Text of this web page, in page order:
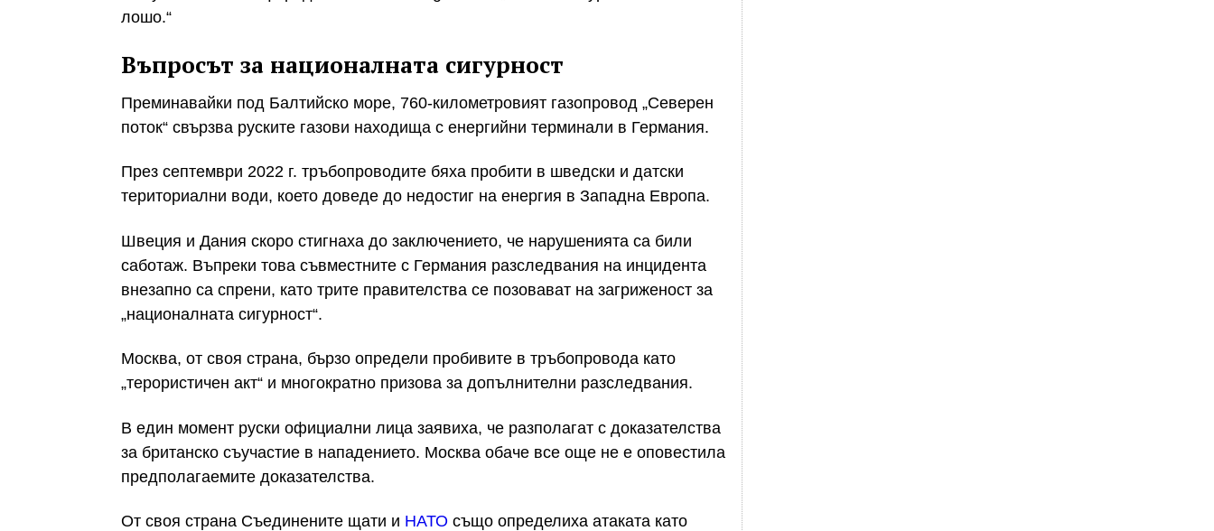
лошо.“
Въпросът за националната сигурност
Преминавайки под Балтийско море, 760-километровият газопровод „Северен
поток“ свързва руските газови находища с енергийни терминали в Германия.
През септември 2022 г. тръбопроводите бяха пробити в шведски и датски
териториални води, което доведе до недостиг на енергия в Западна Европа.
Швеция и Дания скоро стигнаха до заключението, че нарушенията са били
саботаж. Въпреки това съвместните с Германия разследвания на инцидента
внезапно са спрени, като трите правителства се позовават на загриженост за
„националната сигурност“.
Москва, от своя страна, бързо определи пробивите в тръбопровода като
„терористичен акт“ и многократно призова за допълнителни разследвания.
В един момент руски официални лица заявиха, че разполагат с доказателства
за британско съучастие в нападението. Москва обаче все още не е оповестила
предполагаемите доказателства.
От своя страна Съединените щати и НАТО също определиха атаката като